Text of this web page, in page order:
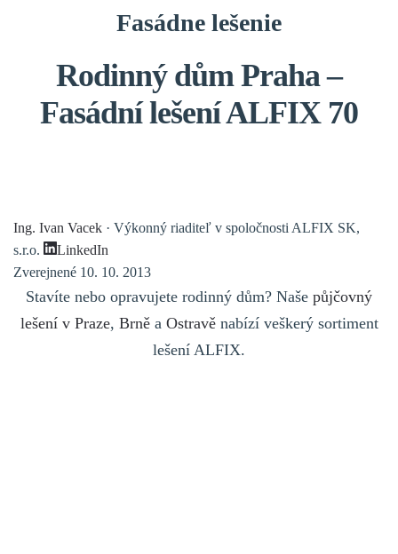
Fasádne lešenie
Rodinný dům Praha –
Fasádní lešení ALFIX 70
Ing. Ivan Vacek · Výkonný riaditeľ v spoločnosti ALFIX SK,
s.r.o.
LinkedIn
Zverejnené 10. 10. 2013
Stavíte nebo opravujete rodinný dům? Naše půjčovný
lešení v Praze, Brněa Ostravěnabízí veškerý sortiment
lešení ALFIX.